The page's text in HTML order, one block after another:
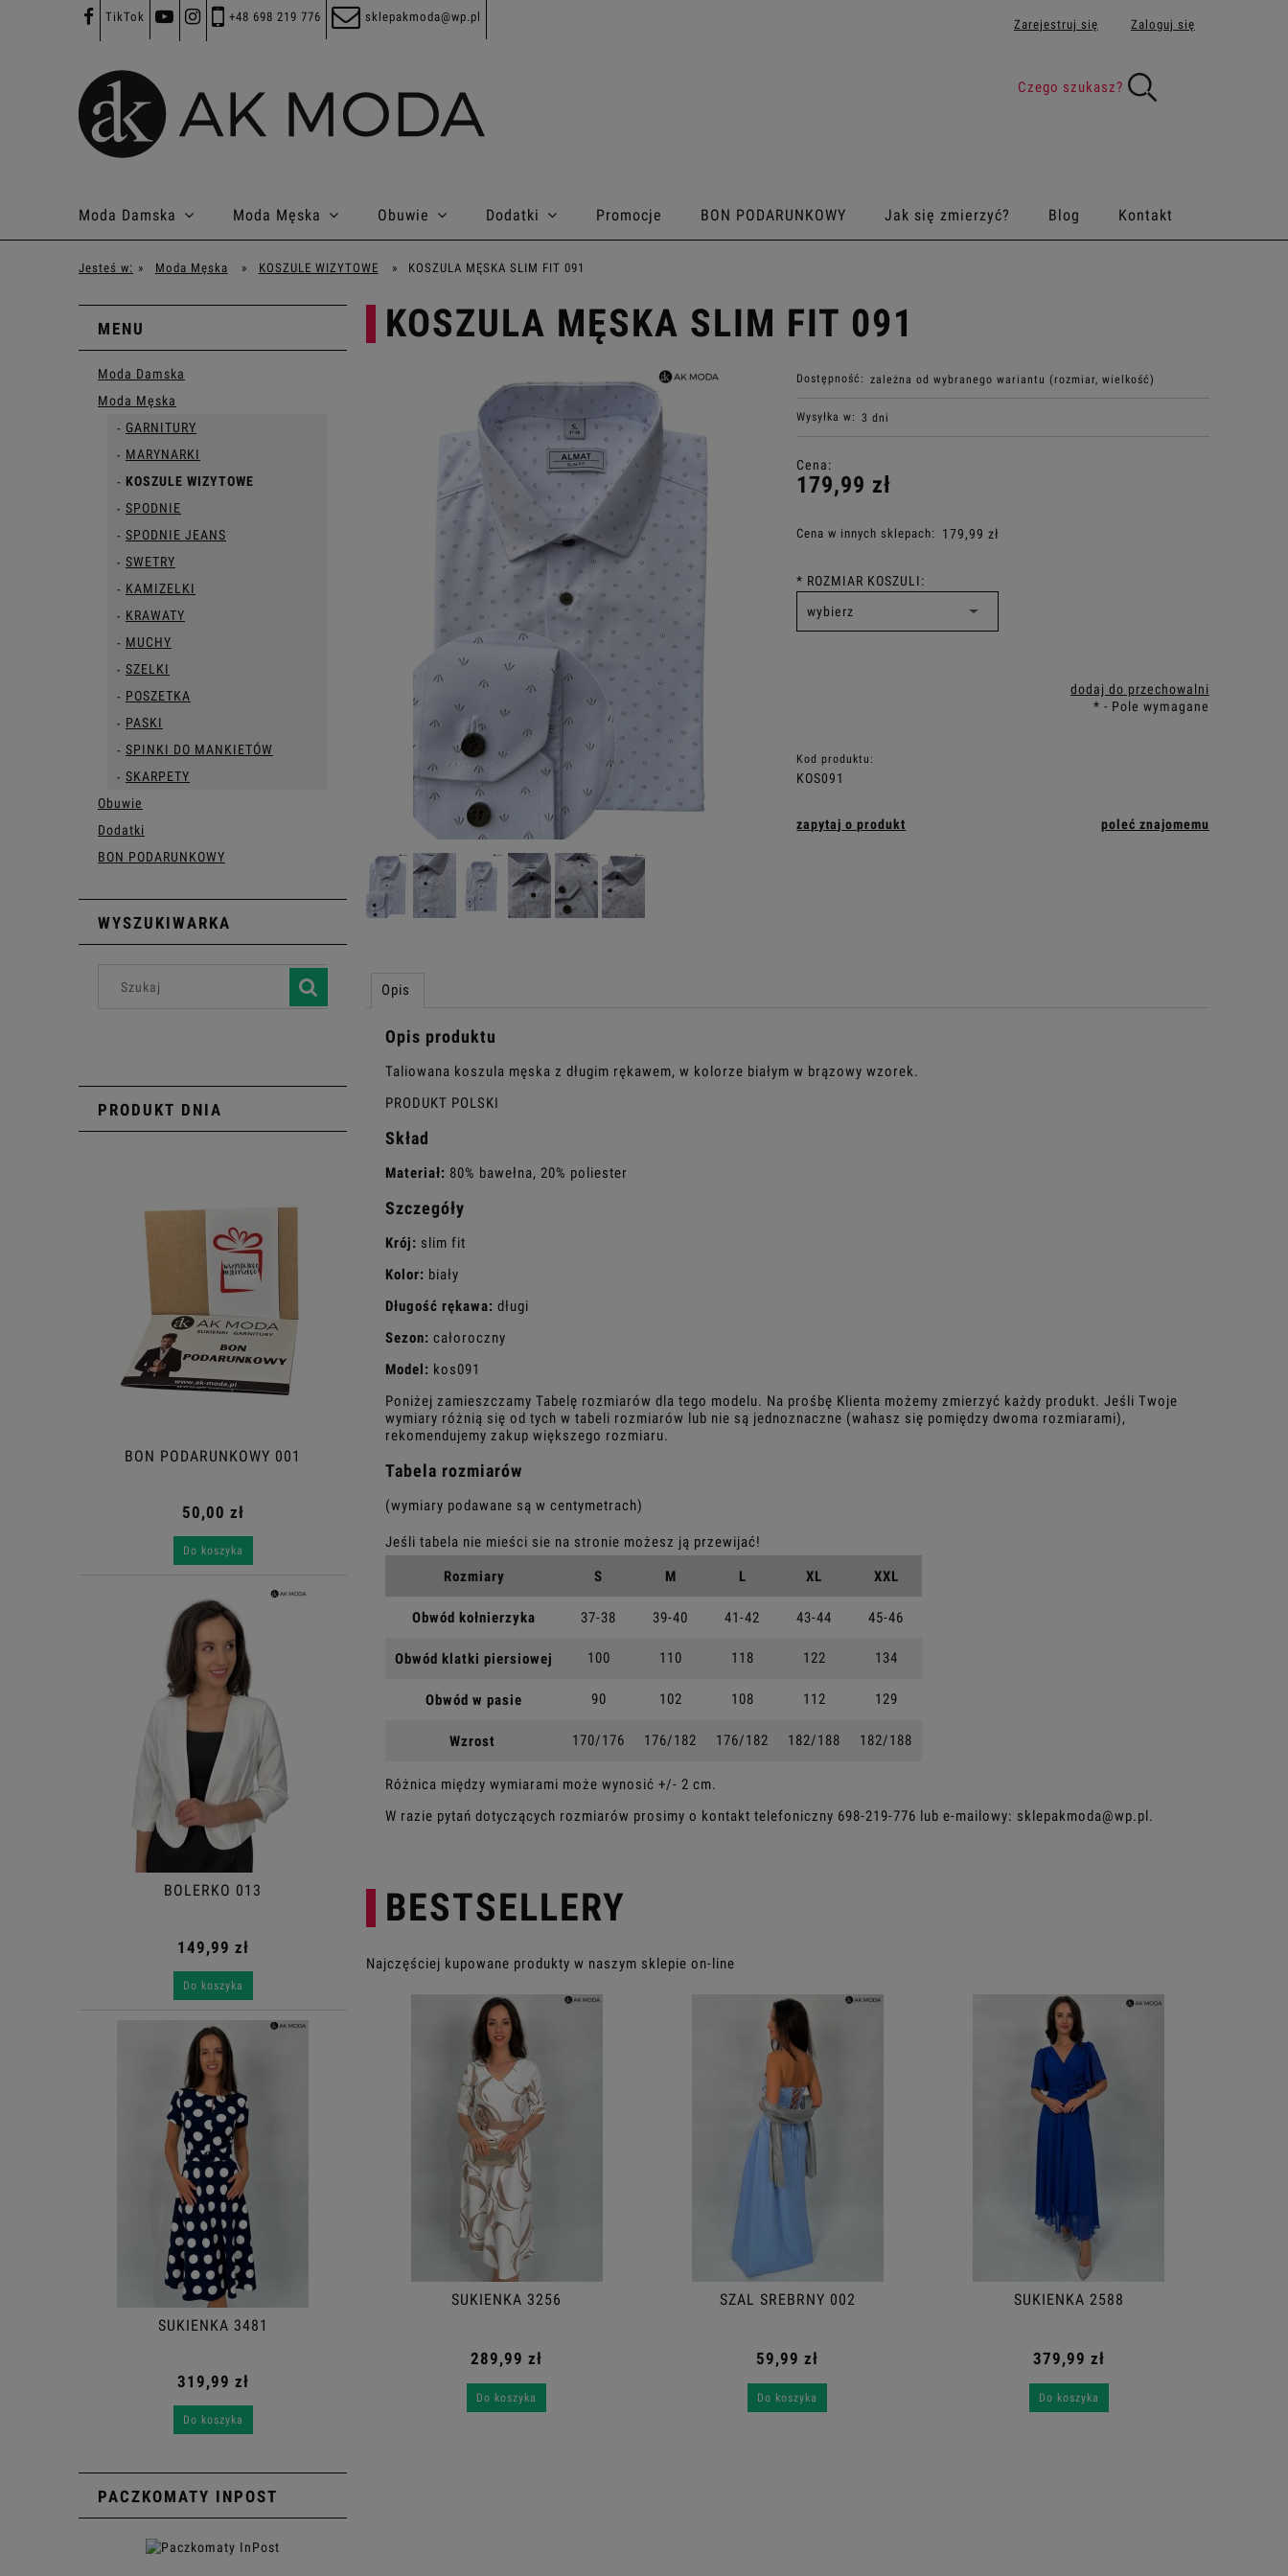
TikTok +48 698 219 776 sklepakmoda@wp.pl
Zarejestruj się Zaloguj się
Moda Damska Moda Męska Obuwie Dodatki Promocje BON PODARUNKOWY Jak się zmierzyć? Blog Kontakt
Jesteś w: » Moda Męska » KOSZULE WIZYTOWE » KOSZULA MĘSKA SLIM FIT 091
MENU
Moda Damska
Moda Męska
GARNITURY
MARYNARKI
KOSZULE WIZYTOWE
SPODNIE
SPODNIE JEANS
SWETRY
KAMIZELKI
KRAWATY
MUCHY
SZELKI
POSZETKA
PASKI
SPINKI DO MANKIETÓW
SKARPETY
Obuwie
Dodatki
BON PODARUNKOWY
WYSZUKIWARKA
PRODUKT DNIA
BON PODARUNKOWY 001
50,00 zł
Do koszyka
BOLERKO 013
149,99 zł
Do koszyka
SUKIENKA 3481
319,99 zł
Do koszyka
PACZKOMATY INPOST
KOSZULA MĘSKA SLIM FIT 091
Dostępność: zależna od wybranego wariantu (rozmiar, wielkość)
Wysyłka w: 3 dni
Cena:
179,99 zł
Cena w innych sklepach: 179,99 zł
* ROZMIAR KOSZULI:
dodaj do przechowalni
* - Pole wymagane
Kod produktu:
KOS091
zapytaj o produkt poleć znajomemu
Opis
Opis produktu
Taliowana koszula męska z długim rękawem, w kolorze białym w brązowy wzorek.
PRODUKT POLSKI
Skład
Materiał: 80% bawełna, 20% poliester
Szczegóły
Krój: slim fit
Kolor: biały
Długość rękawa: długi
Sezon: całoroczny
Model: kos091
Poniżej zamieszczamy Tabelę rozmiarów dla tego modelu. Na prośbę Klienta możemy zmierzyć każdy produkt. Jeśli Twoje
wymiary różnią się od tych w tabeli rozmiarów lub nie są jednoznaczne (wahasz się pomiędzy dwoma rozmiarami),
rekomendujemy zakup większego rozmiaru.
Tabela rozmiarów
(wymiary podawane są w centymetrach)
Rozmiary S M L XL XXL
Obwód kołnierzyka 37-38 39-40 41-42 43-44 45-46
Obwód klatki piersiowej 100 110 118 122 134
Obwód w pasie 90 102 108 112 129
Wzrost 170/176 176/182 176/182 182/188 182/188
Różnica między wymiarami może wynosić +/- 2 cm.
W razie pytań dotyczących rozmiarów prosimy o kontakt telefoniczny 698-219-776 lub e-mailowy: sklepakmoda@wp.pl .
BESTSELLERY
Najczęściej kupowane produkty w naszym sklepie on-line
SUKIENKA 3367 SUKIENKA 3256
289,99 zł
Do koszyka
SZAL SREBRNY 002
59,99 zł
Do koszyka
SUKIENKA 2588
379,99 zł
Do koszyka